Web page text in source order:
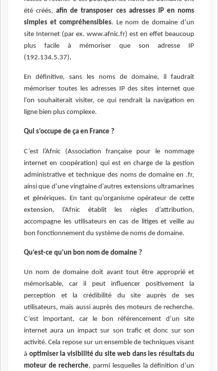
été créés,afin de transposer ces adresses IP en noms
simples et compréhensibles. Le nom de domaine d’un
site Internet (par ex. www.afnic.fr) est en effet beaucoup
plus facile à mémoriser que son adresse IP
(192.134.5.37).
En définitive, sans les noms de domaine, il faudrait
mémoriser toutes les adresses IP des sites internet que
l’on souhaiterait visiter, ce qui rendrait la navigation en
ligne bien plus complexe.
Qui s’occupe de ça en France ?
C’est l’Afnic (Association française pour le nommage
internet en coopération) qui est en charge de la gestion
administrative et technique des noms de domaine en .fr,
ainsi que d’une vingtaine d’autres extensions ultramarines
et génériques. En tant qu’organisme opérateur de cette
extension, l’Afnic établit les règles d’attribution,
accompagne les utilisateurs en cas de litiges et veille au
bon fonctionnement du système de noms de domaine.
Qu’est-ce qu’un bon nom de domaine ?
Un nom de domaine doit avant tout être approprié et
mémorisable, car il peut influencer positivement la
perception et la crédibilité du site auprès de ses
utilisateurs, mais aussi auprès des moteurs de recherche.
C’est important, car le bon référencement d’un site
internet aura un impact sur son trafic et donc sur son
activité. Cela repose sur un ensemble de techniques visant
à optimiser la visibilité du site web dans les résultats du
moteur de recherche, parmi lesquelles la définition d’un